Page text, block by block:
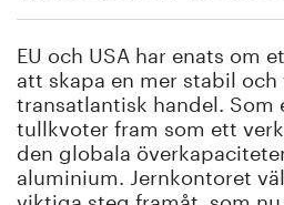
Energi/miljö
Vi tycker
Publicerat
EU och USA har enats om
att skapa en mer stabil
transatlantisk handel. Som
tullkvoter fram som ett
den globala
aluminium. Jernkontoret
viktiga steg framåt, som